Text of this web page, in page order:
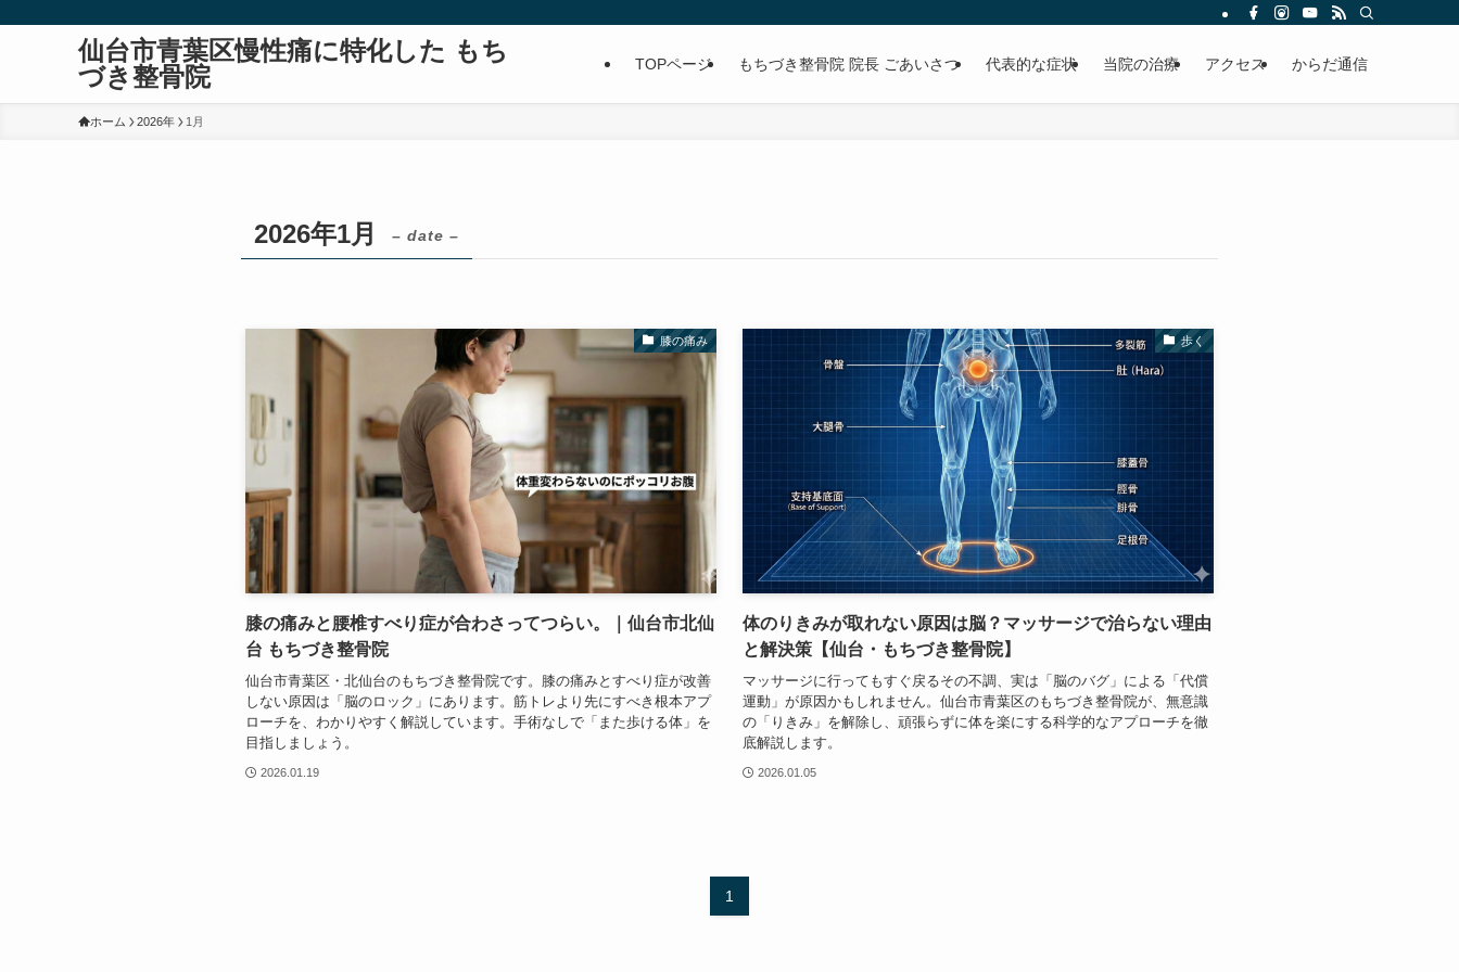
仙台市青葉区慢性痛に特化した もち
づき整骨院
TOPページ もちづき整骨院 院長 ごあいさつ 代表的な症状 当院の治療 アクセス からだ通信
ホーム 2026年 1月
2026年1月 – date –
膝の痛み
膝の痛みと腰椎すべり症が合わさってつらい。｜仙台市北仙
台 もちづき整骨院
仙台市青葉区・北仙台のもちづき整骨院です。膝の痛みとすべり症が改善
しない原因は「脳のロック」にあります。筋トレより先にすべき根本アプ
ローチを、わかりやすく解説しています。手術なしで「また歩ける体」を
目指しましょう。
2026.01.19
歩く
体のりきみが取れない原因は脳？マッサージで治らない理由
と解決策【仙台・もちづき整骨院】
マッサージに行ってもすぐ戻るその不調、実は「脳のバグ」による「代償
運動」が原因かもしれません。仙台市青葉区のもちづき整骨院が、無意識
の「りきみ」を解除し、頑張らずに体を楽にする科学的なアプローチを徹
底解説します。
2026.01.05
1